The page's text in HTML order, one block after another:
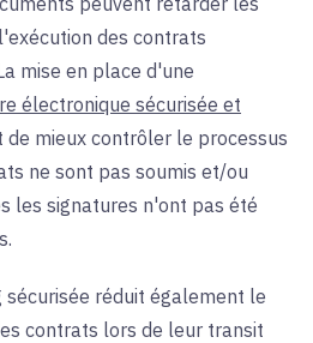
des contrats
mise en place d'une
électronique sécurisée et
de mieux contrôler le processus
ne sont pas soumis et/ou
les signatures n'ont pas été
sécurisée réduit également le
contrats lors de leur transit